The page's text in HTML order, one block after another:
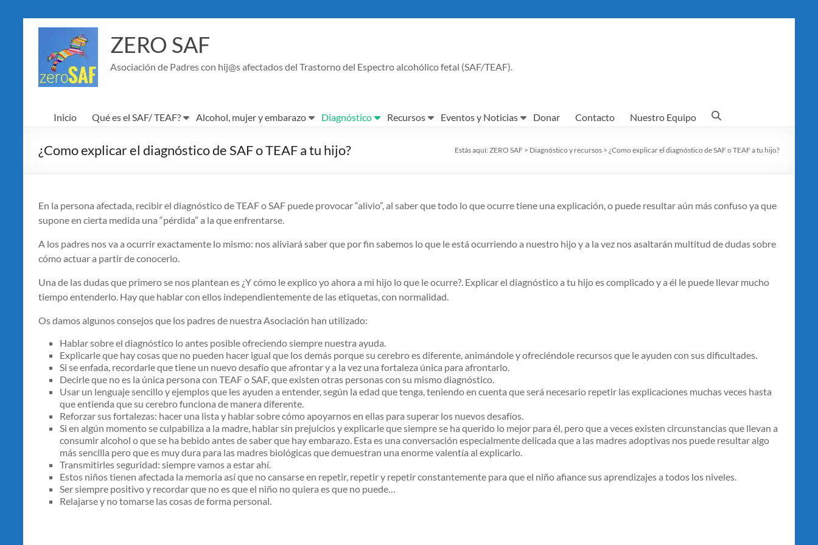
contenido
ZERO SAF
Asociación de Padres con hij@s afectados del Trastorno del Espectro alcohólico fetal (SAF/TEAF).
Inicio Qué es el SAF/ TEAF? Alcohol, mujer y embarazo Diagnóstico Recursos Eventos y Noticias Donar Contacto Nuestro Equipo
¿Como explicar el diagnóstico de SAF o TEAF a tu hijo? Estás aquí: ZERO SAF > Diagnóstico y recursos > ¿Como explicar el diagnóstico de SAF o TEAF a tu hijo?
En la persona afectada, recibir el diagnóstico de TEAF o SAF puede provocar “alivio”, al saber que todo lo que ocurre tiene una explicación, o puede resultar aún más confuso ya que
supone en cierta medida una “pérdida” a la que enfrentarse.
A los padres nos va a ocurrir exactamente lo mismo: nos aliviará saber que por fin sabemos lo que le está ocurriendo a nuestro hijo y a la vez nos asaltarán multitud de dudas sobre
cómo actuar a partir de conocerlo.
Una de las dudas que primero se nos plantean es ¿Y cómo le explico yo ahora a mi hijo lo que le ocurre?. Explicar el diagnóstico a tu hijo es complicado y a él le puede llevar mucho
tiempo entenderlo. Hay que hablar con ellos independientemente de las etiquetas, con normalidad.
Os damos algunos consejos que los padres de nuestra Asociación han utilizado:
Hablar sobre el diagnóstico lo antes posible ofreciendo siempre nuestra ayuda.
Explicarle que hay cosas que no pueden hacer igual que los demás porque su cerebro es diferente, animándole y ofreciéndole recursos que le ayuden con sus dificultades.
Si se enfada, recordarle que tiene un nuevo desafío que afrontar y a la vez una fortaleza única para afrontarlo.
Decirle que no es la única persona con TEAF o SAF, que existen otras personas con su mismo diagnóstico.
Usar un lenguaje sencillo y ejemplos que les ayuden a entender, según la edad que tenga, teniendo en cuenta que será necesario repetir las explicaciones muchas veces hasta
que entienda que su cerebro funciona de manera diferente.
Reforzar sus fortalezas: hacer una lista y hablar sobre cómo apoyarnos en ellas para superar los nuevos desafíos.
Si en algún momento se culpabiliza a la madre, hablar sin prejuicios y explicarle que siempre se ha querido lo mejor para él, pero que a veces existen circunstancias que llevan a
consumir alcohol o que se ha bebido antes de saber que hay embarazo. Esta es una conversación especialmente delicada que a las madres adoptivas nos puede resultar algo
más sencilla pero que es muy dura para las madres biológicas que demuestran una enorme valentía al explicarlo.
Transmitirles seguridad: siempre vamos a estar ahí.
Estos niños tienen afectada la memoria así que no cansarse en repetir, repetir y repetir constantemente para que el niño afiance sus aprendizajes a todos los niveles.
Ser siempre positivo y recordar que no es que el niño no quiera es que no puede…
Relajarse y no tomarse las cosas de forma personal.